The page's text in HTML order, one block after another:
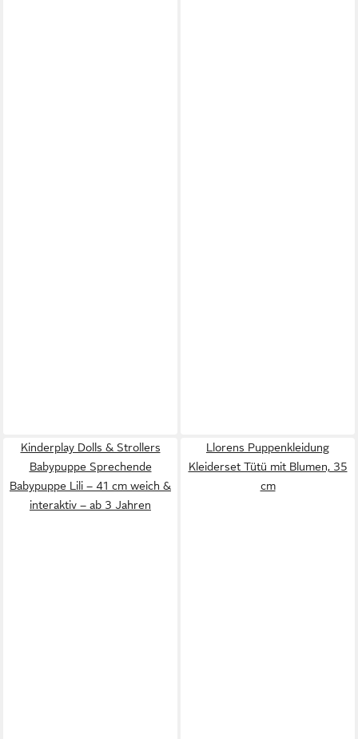
Kinderplay Dolls & Strollers
Babypuppe Sprechende
Babypuppe Lili – 41 cm weich &
interaktiv – ab 3 Jahren
Llorens Puppenkleidung
Kleiderset Tütü mit Blumen, 35
cm